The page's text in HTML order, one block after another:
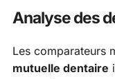
Analyse des
Les comparateurs
mutuelle dentaire